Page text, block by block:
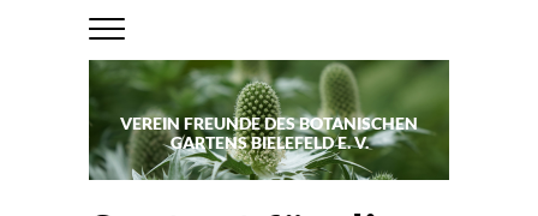
VEREIN FREUNDE DES BOTANISCHEN
GARTENS BIELEFELD E. V.